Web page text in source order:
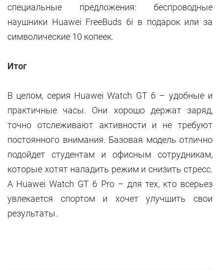
специальные предложения: беспроводные
наушники Huawei FreeBuds 6i в подарок или за
символические 10 копеек.
Итог
В целом, серия Huawei Watch GT 6 – удобные и
практичные часы. Они хорошо держат заряд,
точно отслеживают активности и не требуют
постоянного внимания. Базовая модель отлично
подойдет студентам и офисным сотрудникам,
которые хотят наладить режим и снизить стресс.
А Huawei Watch GT 6 Pro – для тех, кто всерьез
увлекается спортом и хочет улучшить свои
результаты.